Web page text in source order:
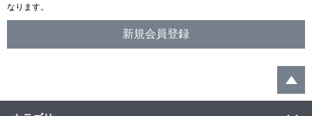
なります。